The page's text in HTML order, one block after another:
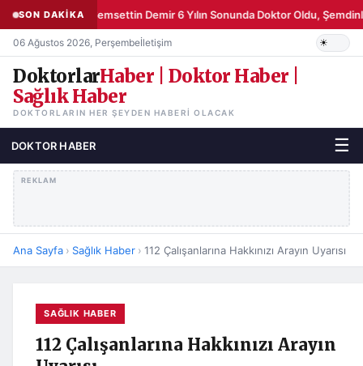
SON DAKİKA Şemsettin Demir 6 Yılın Sonunda Doktor Oldu,
06 Ağustos 2026, Perşembeİletişim
DoktorlarHaber | Doktor Haber |
Sağlık Haber
DOKTORLARIN HER ŞEYDEN HABERI OLACAK
DOKTOR HABER ☰
REKLAM
Ana Sayfa › Sağlık Haber › 112 Çalışanlarına Hakkınızı Arayın Uyarısı
SAĞLIK HABER
112 Çalışanlarına Hakkınızı Arayın